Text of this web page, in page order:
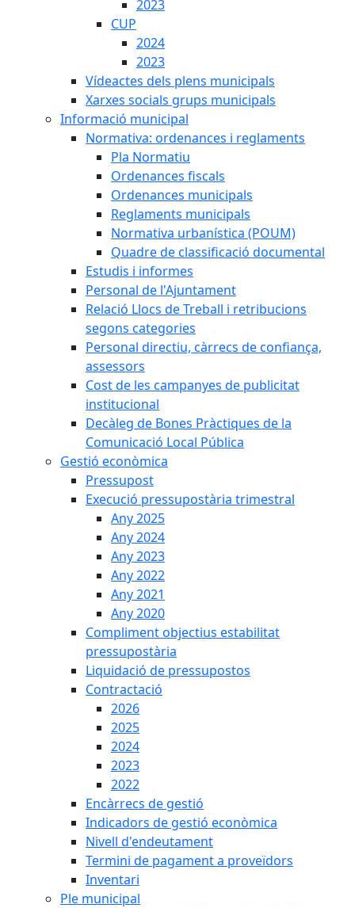
2023
CUP
2024
2023
Vídeactes dels plens municipals
Xarxes socials grups municipals
Informació municipal
Normativa: ordenances i reglaments
Pla Normatiu
Ordenances fiscals
Ordenances municipals
Reglaments municipals
Normativa urbanística (POUM)
Quadre de classificació documental
Estudis i informes
Personal de l'Ajuntament
Relació Llocs de Treball i retribucions
segons categories
Personal directiu, càrrecs de confiança,
assessors
Cost de les campanyes de publicitat
institucional
Decàleg de Bones Pràctiques de la
Comunicació Local Pública
Gestió econòmica
Pressupost
Execució pressupostària trimestral
Any 2025
Any 2024
Any 2023
Any 2022
Any 2021
Any 2020
Compliment objectius estabilitat
pressupostària
Liquidació de pressupostos
Contractació
2026
2025
2024
2023
2022
Encàrrecs de gestió
Indicadors de gestió econòmica
Nivell d'endeutament
Termini de pagament a proveïdors
Inventari
Ple municipal